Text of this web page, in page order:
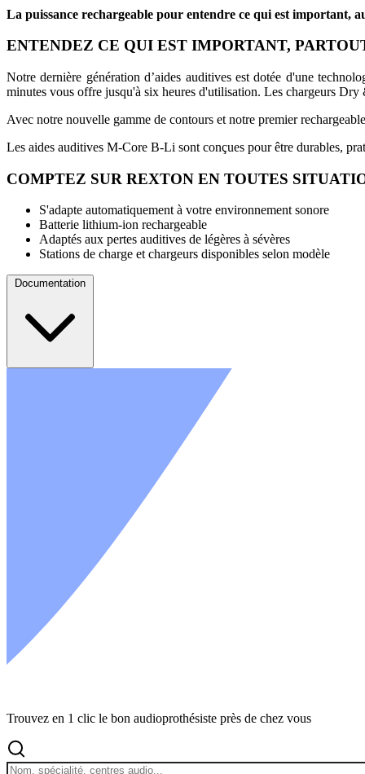
La puissance rechargeable pour entendre ce qui est important,
ENTENDEZ CE QUI EST IMPORTANT,
Notre dernière génération d’aides auditives est dotée d'une
minutes vous offre jusqu'à six heures d'utilisation. Les chargeurs
Avec notre nouvelle gamme de contours et notre premier
Les aides auditives M-Core B-Li sont conçues pour être durables,
COMPTEZ SUR REXTON EN TOUTES
S'adapte automatiquement à votre environnement sonore
Batterie lithium-ion rechargeable
Adaptés aux pertes auditives de légères à sévères
Stations de charge et chargeurs disponibles selon modèle
Documentation
Fiche Technique - M-CORE B-Li HP
Fiche Technique - M-CORE B-Li M
Fiche Technique - M-CORE B-Li P
Mode d'emploi - CHARGEUR DRY & UV-C
Mode d'emploi - STATION DE CHARGE B-P, HP
Trouvez en 1 clic le bon audioprothésiste près de chez vous